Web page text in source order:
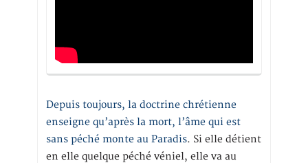
Depuis toujours, la doctrine chrétienne
enseigne qu’après la mort, l’âme qui est
sans péché monte au Paradis. Si elle détient
en elle quelque péché véniel, elle va au